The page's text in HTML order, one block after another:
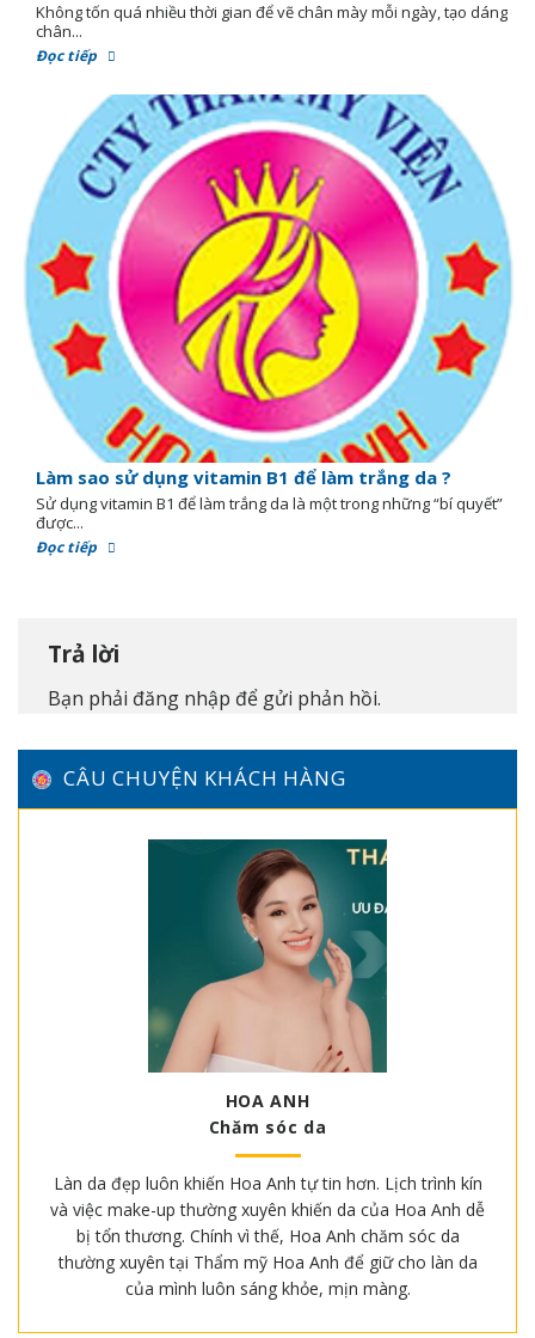
Không tốn quá nhiều thời gian để vẽ chân mày mỗi ngày, tạo dáng
chân...
Đọc tiếp
Làm sao sử dụng vitamin B1 để làm trắng da ?
Sử dụng vitamin B1 để làm trắng da là một trong những “bí quyết”
được...
Đọc tiếp
Trả lời
Bạn phải đăng nhập để gửi phản hồi.
CÂU CHUYỆN KHÁCH HÀNG
HOA ANH
Chăm sóc da
Làn da đẹp luôn khiến Hoa Anh tự tin hơn. Lịch trình kín
và việc make-up thường xuyên khiến da của Hoa Anh dễ
bị tổn thương. Chính vì thế, Hoa Anh chăm sóc da
thường xuyên tại Thẩm mỹ Hoa Anh để giữ cho làn da
của mình luôn sáng khỏe, mịn màng.